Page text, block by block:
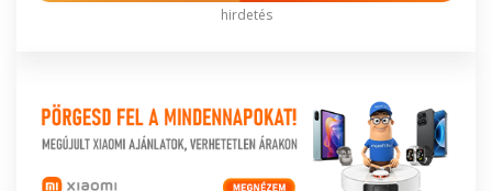
hirdetés